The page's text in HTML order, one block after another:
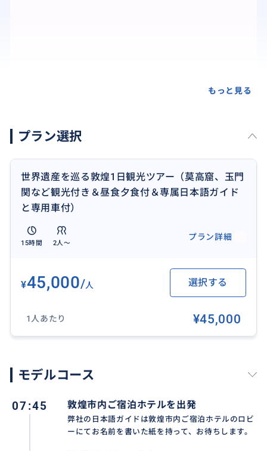
鳴沙山（めいさざん ）は敦煌の有名な観光地・月牙泉
のそばにある砂山で、風が吹くと「砂が鳴く」ような
音を出すことで知られています。
もっと見る
プラン選択
世界遺産を巡る敦煌1日観光ツアー（莫高窟、玉門
関など観光付き＆昼食夕食付＆専属日本語ガイド
と専用車付）
15時間 2人〜
プラン詳細
¥45,000/人 選択する
1人あたり ¥45,000
モデルコース
07:45 敦煌市内ご宿泊ホテルを出発
弊社の日本語ガイドは敦煌市内ご宿泊ホテルのロビ
ーにてお名前を書いた紙を持って、お待ちします。